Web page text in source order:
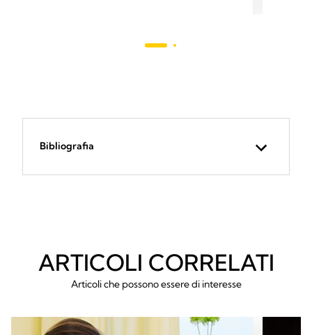
Bibliografia
ARTICOLI CORRELATI
Articoli che possono essere di interesse